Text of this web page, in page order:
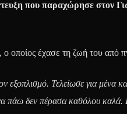
που παραχώρησε στον
οποίος έχασε τη ζωή του από
Τελείωσε για μένα
πάω δεν πέρασα καθόλου